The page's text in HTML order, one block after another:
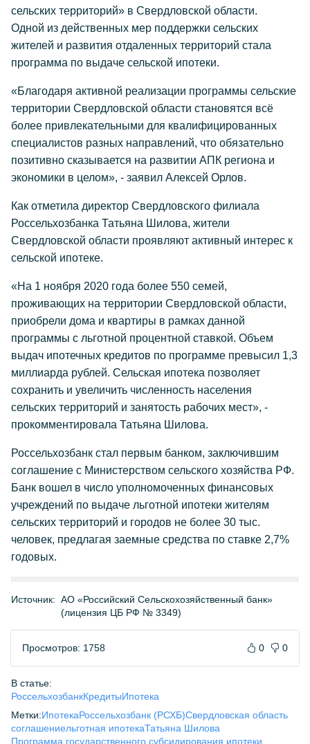
сельских территорий» в Свердловской области.
Одной из действенных мер поддержки сельских
жителей и развития отдаленных территорий стала
программа по выдаче сельской ипотеки.
«Благодаря активной реализации программы сельские
территории Свердловской области становятся всё
более привлекательными для квалифицированных
специалистов разных направлений, что обязательно
позитивно сказывается на развитии АПК региона и
экономики в целом», - заявил Алексей Орлов.
Как отметила директор Свердловского филиала
Россельхозбанка Татьяна Шилова, жители
Свердловской области проявляют активный интерес к
сельской ипотеке.
«На 1 ноября 2020 года более 550 семей,
проживающих на территории Свердловской области,
приобрели дома и квартиры в рамках данной
программы с льготной процентной ставкой. Объем
выдач ипотечных кредитов по программе превысил 1,3
миллиарда рублей. Сельская ипотека позволяет
сохранить и увеличить численность населения
сельских территорий и занятость рабочих мест», -
прокомментировала Татьяна Шилова.
Россельхозбанк стал первым банком, заключившим
соглашение с Министерством сельского хозяйства РФ.
Банк вошел в число уполномоченных финансовых
учреждений по выдаче льготной ипотеки жителям
сельских территорий и городов не более 30 тыс.
человек, предлагая заемные средства по ставке 2,7%
годовых.
Источник: АО «Российский Сельскохозяйственный банк»
(лицензия ЦБ РФ № 3349)
Просмотров: 1758 0 0
В статье:
РоссельхозбанкКредитыИпотека
Метки:ИпотекаРоссельхозбанк (РСХБ)Свердловская область
соглашениельготная ипотекаТатьяна Шилова
Программа государственного субсидирования ипотеки